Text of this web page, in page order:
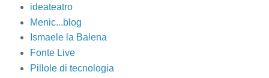
ideateatro
Menic...blog
Ismaele la Balena
Fonte Live
Pillole di tecnologia